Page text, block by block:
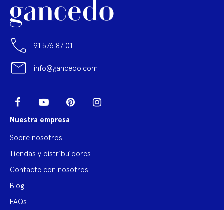
91 576 87 01
info@gancedo.com
Facebook YouTube Pinterest
Nuestra empresa
Sobre nosotros
Tiendas y distribuidores
Contacte con nosotros
Blog
FAQs